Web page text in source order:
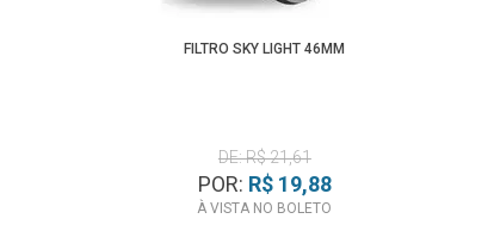
FILTRO SKY LIGHT 46MM
DE: R$ 21,61
POR: R$ 19,88
À VISTA NO BOLETO